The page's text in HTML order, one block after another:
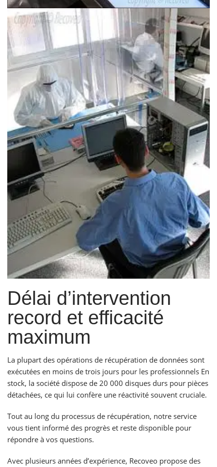
Délai d’intervention
record et efficacité
maximum
La plupart des opérations de récupération de données sont
exécutées en moins de trois jours pour les professionnels En
stock, la société dispose de 20 000 disques durs pour pièces
détachées, ce qui lui confère une réactivité souvent cruciale.
Tout au long du processus de récupération, notre service
vous tient informé des progrès et reste disponible pour
répondre à vos questions.
Avec plusieurs années d’expérience, Recoveo propose des